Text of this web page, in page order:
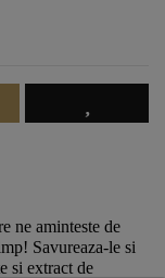
ne aminteste de
Savureaza-le si
si extract de